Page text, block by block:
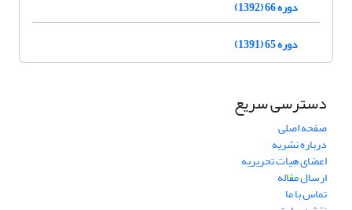
دوره 66 (1392)
دوره 65 (1391)
دسترسی سریع
صفحه اصلی
درباره نشریه
اعضای هیات تحریریه
ارسال مقاله
تماس با ما